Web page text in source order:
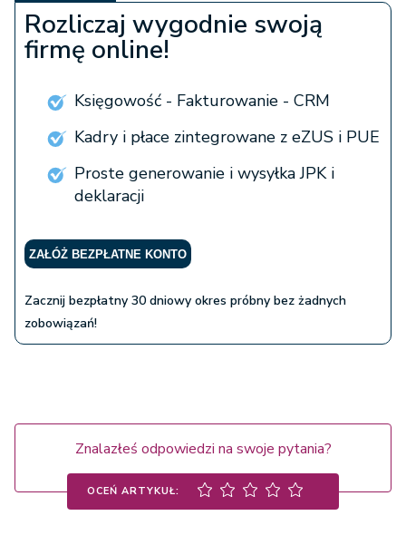
Rozliczaj wygodnie swoją
firmę online!
Księgowość - Fakturowanie - CRM
Kadry i płace zintegrowane z eZUS i PUE
Proste generowanie i wysyłka JPK i
deklaracji
ZAŁÓŻ BEZPŁATNE KONTO
Zacznij bezpłatny 30 dniowy okres próbny bez żadnych
zobowiązań!
Znalazłeś odpowiedzi na swoje pytania?
OCEŃ ARTYKUŁ: